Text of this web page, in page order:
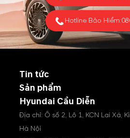
Hotline Bảo Hiểm:
Tin tức
Sản phẩm
Hyundai Cầu Diễn
Địa chỉ: Ô số 2, Lô 1, KCN Lai Xá,
Hà Nội